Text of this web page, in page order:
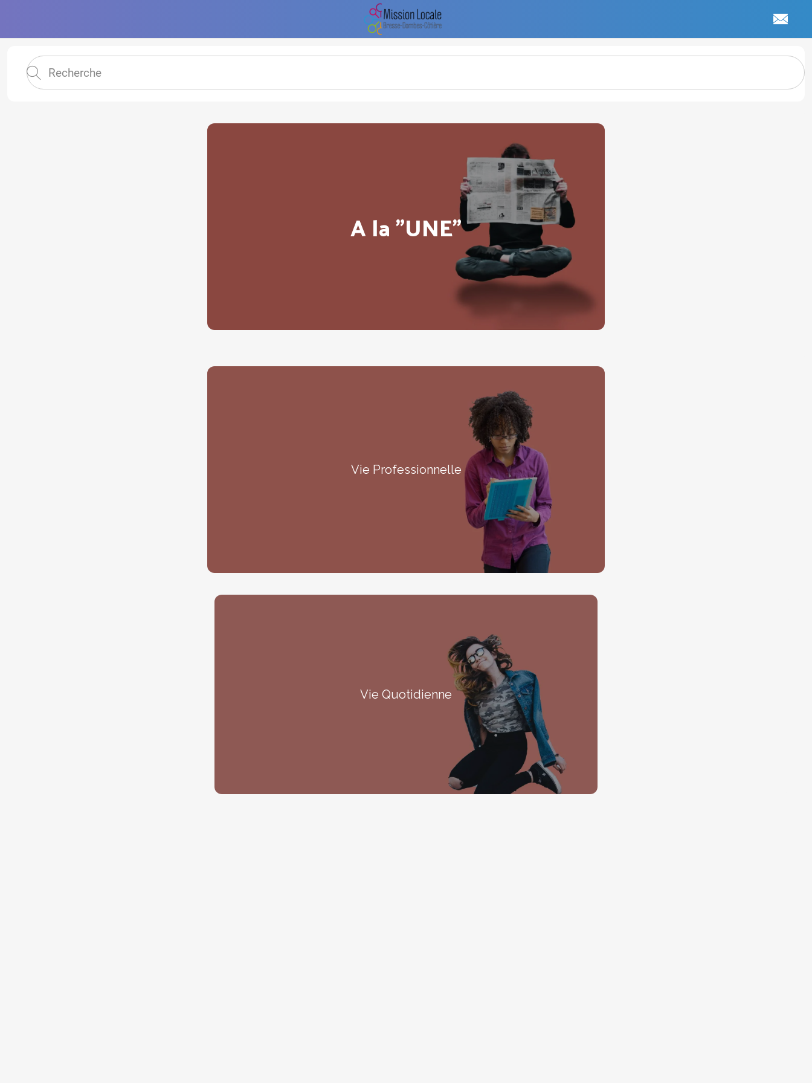
A la "UNE"
Vie Professionnelle
Vie Quotidienne